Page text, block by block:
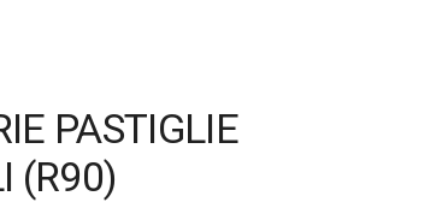
PASTIGLIE
(R90)